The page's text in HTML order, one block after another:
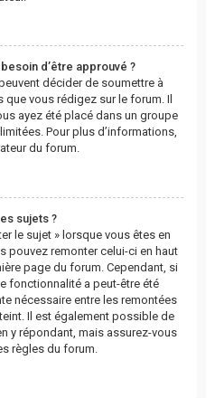
d’être approuvé ?
décider de soumettre à
vous rédigez sur le forum. Il
ayez été placé dans un groupe
Pour plus d’informations,
du forum.
sujets ?
le sujet » lorsque vous êtes en
pouvez remonter celui-ci en haut
page du forum. Cependant, si
fonctionnalité a peut-être été
nécessaire entre les remontées
Il est également possible de
y répondant, mais assurez-vous
règles du forum.